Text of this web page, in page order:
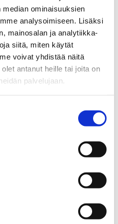
ominaisuuksien
analysoimiseen. Lisäksi
mainosalan ja analytiikka-
siitä, miten käytät
voivat yhdistää näitä
antanut heille tai joita on
palvelujaan.
kierrätyspalveluja ja
syntyvä jäte
Edistämme
ja vähennämme turhaa
läpikotaisin kohteen
optimaalisen
ympäristön hyväksi